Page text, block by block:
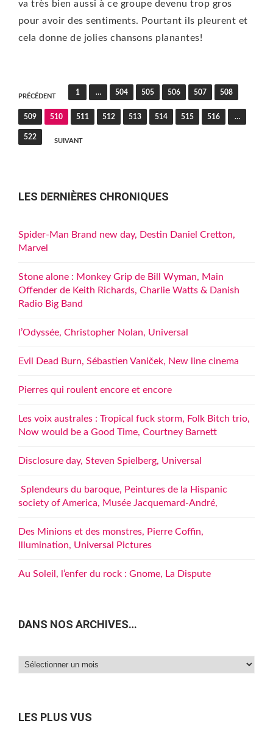
va très bien aussi à ce groupe devenu trop gros
pour avoir des sentiments. Pourtant ils pleurent et
cela donne de jolies chansons planantes!
Pagination
des
publications
PRÉCÉDENT
1 … 504 505 506 507 508
509 510 511 512 513 514 515 516 …
522
SUIVANT
LES DERNIÈRES CHRONIQUES
Spider-Man Brand new day, Destin Daniel Cretton,
Marvel
Stone alone : Monkey Grip de Bill Wyman, Main
Offender de Keith Richards, Charlie Watts & Danish
Radio Big Band
l’Odyssée, Christopher Nolan, Universal
Evil Dead Burn, Sébastien Vaniček, New line cinema
Pierres qui roulent encore et encore
Les voix australes : Tropical fuck storm, Folk Bitch trio,
Now would be a Good Time, Courtney Barnett
Disclosure day, Steven Spielberg, Universal
Splendeurs du baroque, Peintures de la Hispanic
society of America, Musée Jacquemard-André,
Des Minions et des monstres, Pierre Coffin,
Illumination, Universal Pictures
Au Soleil, l’enfer du rock : Gnome, La Dispute
DANS NOS ARCHIVES…
Dans
LES PLUS VUS